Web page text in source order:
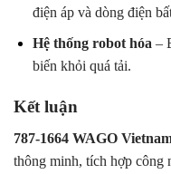
điện áp và dòng điện
Hệ thống robot hóa–
biến khỏi quá tải.
Kết luận
787-1664 WAGO
thông minh, tích hợp công